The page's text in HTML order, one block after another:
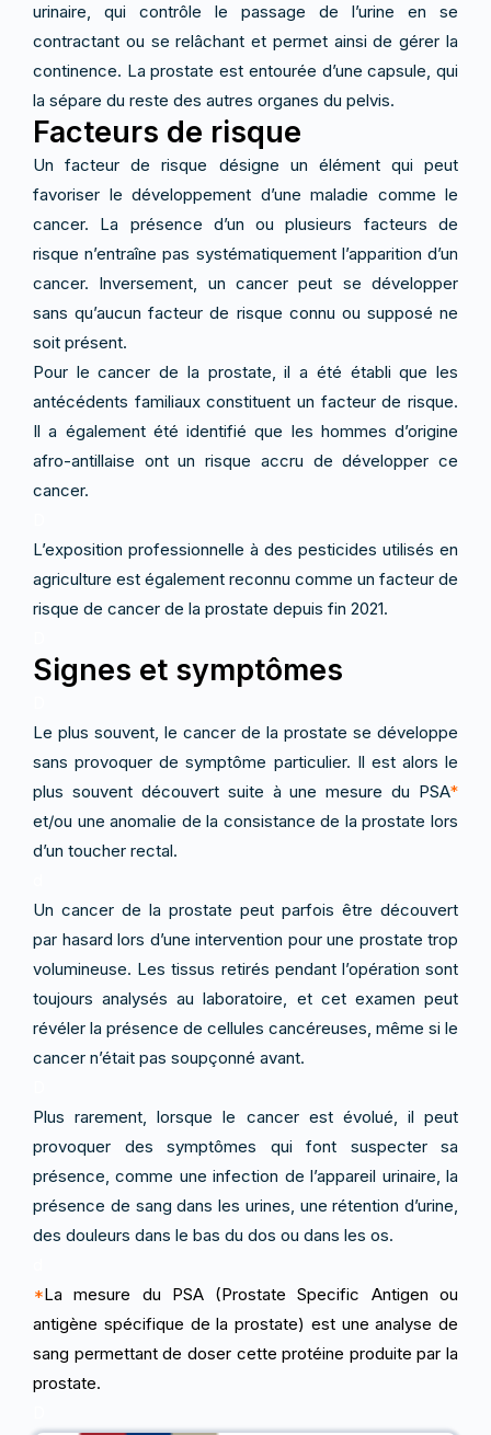
urinaire, qui contrôle le passage de l’urine en se
contractant ou se relâchant et permet ainsi de gérer la
continence. La prostate est entourée d’une capsule, qui
la sépare du reste des autres organes du pelvis.
Facteurs de risque
Un facteur de risque désigne un élément qui peut
favoriser le développement d’une maladie comme le
cancer. La présence d’un ou plusieurs facteurs de
risque n’entraîne pas systématiquement l’apparition d’un
cancer. Inversement, un cancer peut se développer
sans qu’aucun facteur de risque connu ou supposé ne
soit présent.
Pour le cancer de la prostate, il a été établi que les
antécédents familiaux constituent un facteur de risque.
Il a également été identifié que les hommes d’origine
afro-antillaise ont un risque accru de développer ce
cancer.
L’exposition professionnelle à des pesticides utilisés en
agriculture est également reconnu comme un facteur de
risque de cancer de la prostate depuis fin 2021.
Signes et symptômes
Le plus souvent, le cancer de la prostate se développe
sans provoquer de symptôme particulier. Il est alors le
plus souvent découvert suite à une mesure du PSA*
et/ou une anomalie de la consistance de la prostate lors
d’un toucher rectal.
Un cancer de la prostate peut parfois être découvert
par hasard lors d’une intervention pour une prostate trop
volumineuse. Les tissus retirés pendant l’opération sont
toujours analysés au laboratoire, et cet examen peut
révéler la présence de cellules cancéreuses, même si le
cancer n’était pas soupçonné avant.
Plus rarement, lorsque le cancer est évolué, il peut
provoquer des symptômes qui font suspecter sa
présence, comme une infection de l’appareil urinaire, la
présence de sang dans les urines, une rétention d’urine,
des douleurs dans le bas du dos ou dans les os.
*La mesure du PSA (Prostate Specific Antigen ou
antigène spécifique de la prostate) est une analyse de
sang permettant de doser cette protéine produite par la
prostate.